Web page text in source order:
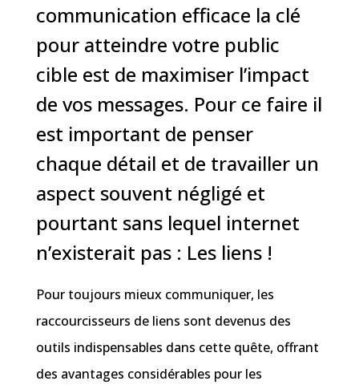
communication efficace la clé
pour atteindre votre public
cible est de maximiser l’impact
de vos messages. Pour ce faire il
est important de penser
chaque détail et de travailler un
aspect souvent négligé et
pourtant sans lequel internet
n’existerait pas : Les liens !
Pour toujours mieux communiquer, les
raccourcisseurs de liens sont devenus des
outils indispensables dans cette quête, offrant
des avantages considérables pour les